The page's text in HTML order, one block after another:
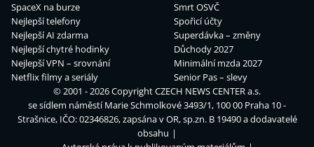
SpaceX na burze
Nejlepší telefony
Nejlepší AI zdarma
Nejlepší chytré hodinky
Nejlepší VPN – srovnání
Netflix filmy a seriály
Smrt OSVČ
Spořicí účty
Superdávka – změny
Důchody 2027
Minimální mzda 2027
Senior Pas – slevy
© 2001 - 2026 CopyrightCZECH NEWS CENTER a.s.
se sídlem náměstí Marie Schmolkové 3493/1, 100 00 Praha 10 -
Strašnice, IČO: 02346826, zapsána v OR, sp.zn. B 19490 a dodavatelé
obsahu